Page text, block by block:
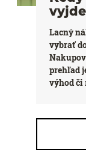
Lacný
vybrať
prehľad
výhod